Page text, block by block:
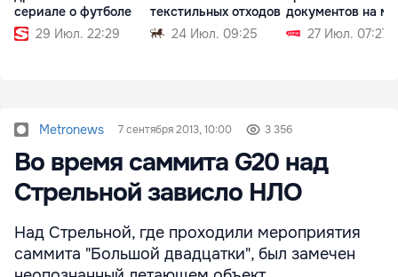
сериале о футболе
29 Июл. 22:29
текстильных отходов
24 Июл. 09:25
документов на
27 Июл. 07:27
Metronews 7 сентября 2013, 10:00 3 356
Во время саммита G20 над
Стрельной зависло НЛО
Над Стрельной, где проходили мероприятия
саммита "Большой двадцатки", был замечен